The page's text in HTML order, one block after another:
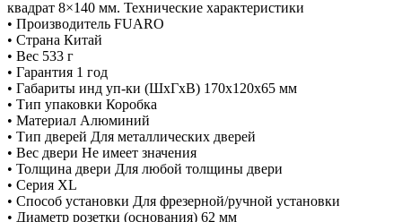
квадрат 8×140 мм. Технические характеристики
• Производитель FUARO
• Страна Китай
• Вес 533 г
• Гарантия 1 год
• Габариты инд уп-ки (ШхГхВ) 170x120x65 мм
• Тип упаковки Коробка
• Материал Алюминий
• Тип дверей Для металлических дверей
• Вес двери Не имеет значения
• Толщина двери Для любой толщины двери
• Серия XL
• Способ установки Для фрезерной/ручной установки
• Диаметр розетки (основания) 62 мм